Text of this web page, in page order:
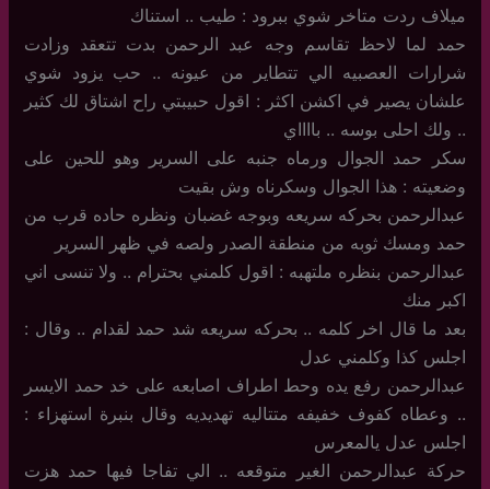
ميلاف ردت متاخر شوي ببرود : طيب .. استناك
حمد لما لاحظ تقاسم وجه عبد الرحمن بدت تتعقد وزادت
شرارات العصبيه الي تتطاير من عيونه .. حب يزود شوي
علشان يصير في اكشن اكثر : اقول حبيبتي راح اشتاق لك كثير
.. ولك احلى بوسه .. بااااي
سكر حمد الجوال ورماه جنبه على السرير وهو للحين على
وضعيته : هذا الجوال وسكرناه وش بقيت
عبدالرحمن بحركه سريعه وبوجه غضبان ونظره حاده قرب من
حمد ومسك ثوبه من منطقة الصدر ولصه في ظهر السرير
عبدالرحمن بنظره ملتهبه : اقول كلمني بحترام .. ولا تنسى اني
اكبر منك
بعد ما قال اخر كلمه .. بحركه سريعه شد حمد لقدام .. وقال :
اجلس كذا وكلمني عدل
عبدالرحمن رفع يده وحط اطراف اصابعه على خد حمد الايسر
.. وعطاه كفوف خفيفه متتاليه تهديديه وقال بنبرة استهزاء :
اجلس عدل يالمعرس
حركة عبدالرحمن الغير متوقعه .. الي تفاجا فيها حمد هزت